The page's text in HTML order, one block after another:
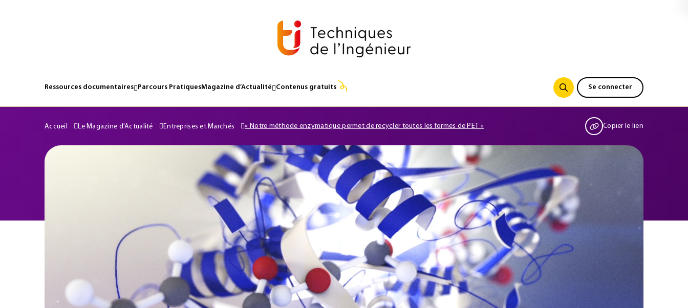
Ressources documentaires Parcours PratiquesMagazine d’Actualité Contenus gratuits Se connecter
Accueil Le Magazine d'Actualité Entreprises et Marchés « Notre méthode enzymatique permet de recycler toutes les formes de PET » Copier le lien